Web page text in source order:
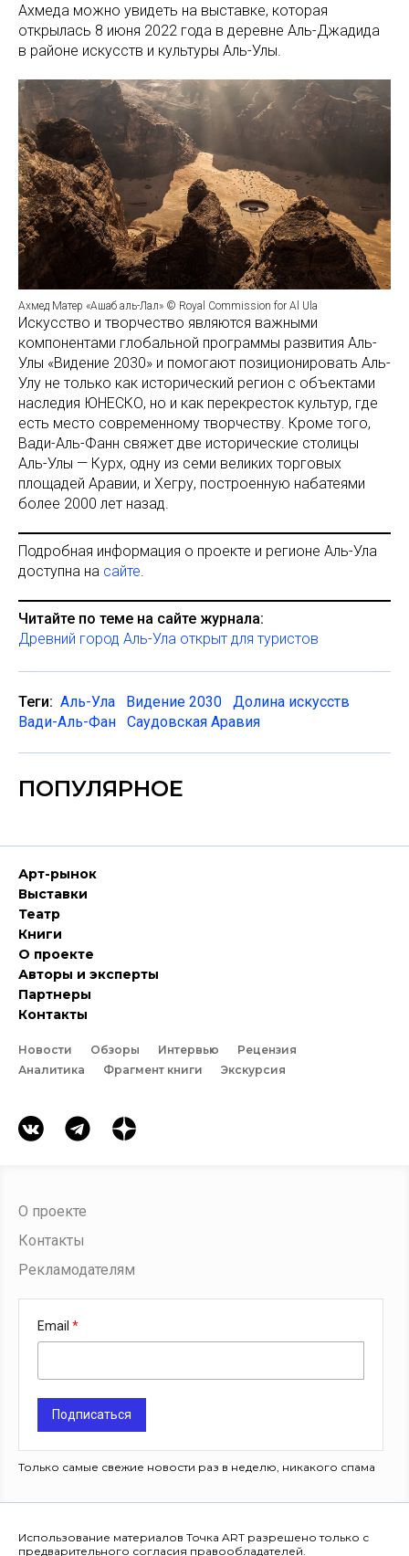
Ахмеда можно увидеть на выставке, которая
открылась 8 июня 2022 года в деревне Аль-Джадида
в районе искусств и культуры Аль-Улы.
Ахмед Матер «Ашаб аль-Лал» © Royal Commission for Al Ula
Искусство и творчество являются важными
компонентами глобальной программы развития Аль-
Улы «Видение 2030» и помогают позиционировать Аль-
Улу не только как исторический регион с объектами
наследия ЮНЕСКО, но и как перекресток культур, где
есть место современному творчеству. Кроме того,
Вади-Аль-Фанн свяжет две исторические столицы
Аль-Улы — Курх, одну из семи великих торговых
площадей Аравии, и Хегру, построенную набатеями
более 2000 лет назад.
Подробная информация о проекте и регионе Аль-Ула
доступна на сайте.
Читайте по теме на сайте журнала:
Древний город Аль-Ула открыт для туристов
Теги: Аль-Ула Видение 2030
Долина искусств
Вади-Аль-Фан
Саудовская Аравия
ПОПУЛЯРНОЕ
Арт-рынок
Выставки
Театр
Книги
О проекте
Авторы и эксперты
Партнеры
Контакты
Новости Обзоры Интервью
Рецензия
Аналитика
Фрагмент книги Экскурсия
О проекте
Контакты
Рекламодателям
Email
Подписаться
Только самые свежие новости раз в неделю, никакого спама
Использование материалов Точка ART разрешено только с
предварительного согласия правообладателей.